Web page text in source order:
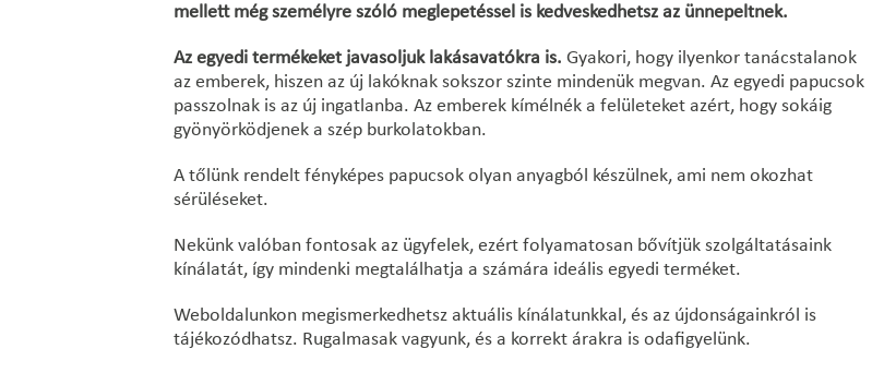
mellett még személyre szóló meglepetéssel is kedveskedhetsz az ünnepeltnek.
Az egyedi termékeket javasoljuk lakásavatókra is. Gyakori, hogy ilyenkor tanácstalanok
az emberek, hiszen az új lakóknak sokszor szinte mindenük megvan. Az egyedi papucsok
passzolnak is az új ingatlanba. Az emberek kímélnék a felületeket azért, hogy sokáig
gyönyörködjenek a szép burkolatokban.
A tőlünk rendelt fényképes papucsok olyan anyagból készülnek, ami nem okozhat
sérüléseket.
Nekünk valóban fontosak az ügyfelek, ezért folyamatosan bővítjük szolgáltatásaink
kínálatát, így mindenki megtalálhatja a számára ideális egyedi terméket.
Weboldalunkon megismerkedhetsz aktuális kínálatunkkal, és az újdonságainkról is
tájékozódhatsz. Rugalmasak vagyunk, és a korrekt árakra is odafigyelünk.